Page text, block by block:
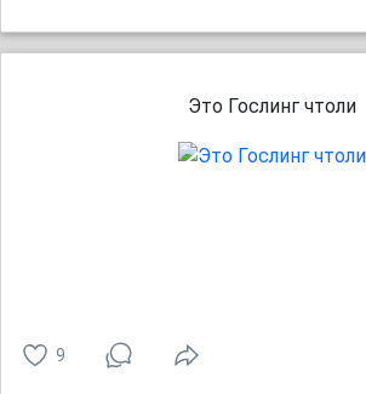
Это Гослинг чтоли
9